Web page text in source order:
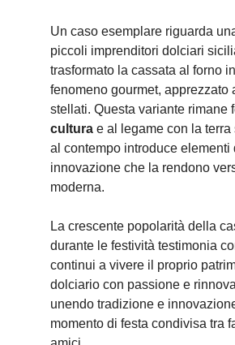
Un caso esemplare riguarda
piccoli imprenditori dolciari
trasformato la cassata al forno
fenomeno gourmet, apprezzato
stellati. Questa variante rimane
cultura e al legame con la terra
al contempo introduce elementi
innovazione che la rendono
moderna.
La crescente popolarità della
durante le festività testimonia
continui a vivere il proprio
dolciario con passione e
unendo tradizione e
momento di festa condivisa tra